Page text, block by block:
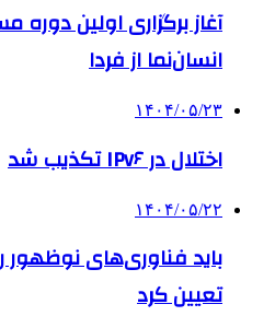
آغاز برگزاری اولین
انسان‌نما از فردا
۱۴۰۴/۰۵/۲۳
اختلال در IPv۶ تکذیب شد
۱۴۰۴/۰۵/۲۲
باید فناوری‌های نوظهور
تعیین کرد